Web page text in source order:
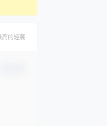
高的轻蔑